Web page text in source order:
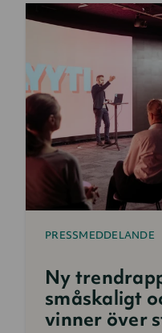
PRESSMEDDELANDE
Ny
småskaligt
vinner över